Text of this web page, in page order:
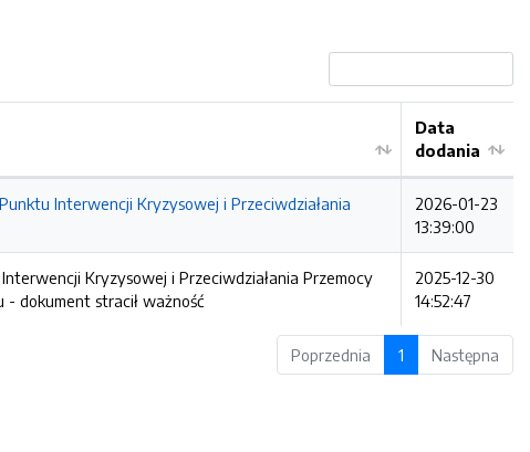
Data
dodania
Interwencji Kryzysowej i Przeciwdziałania
2026-01-23
13:39:00
Kryzysowej i Przeciwdziałania Przemocy
- dokument stracił ważność
2025-12-30
14:52:47
Poprzednia 1 Następna